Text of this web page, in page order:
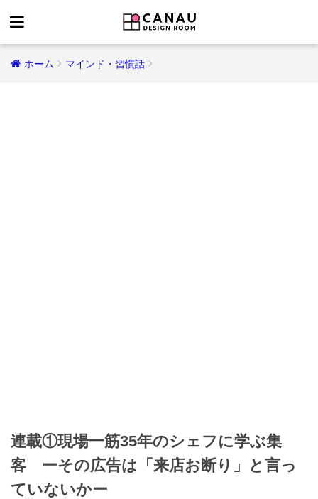
ホーム マインド・習慣話
連載①現場一筋35年のシェフに学ぶ集
客 ーその広告は「来店お断り」と言っ
ていないかー